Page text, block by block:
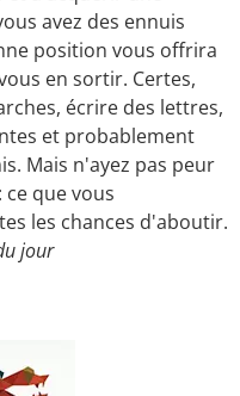
avez des ennuis
position vous offrira
en sortir. Certes,
écrire des lettres,
et probablement
Mais n'ayez pas peur
que vous
les chances d'aboutir.
jour